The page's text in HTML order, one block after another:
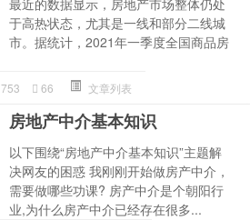
最近的数据显示，房地产市场整体仍处
于高热状态，尤其是一线和部分二线城
市。据统计，2021年一季度全国商品房
753 66 文章列表
房地产中介基本知识
以下围绕“房地产中介基本知识”主题解
决网友的困惑 我刚刚开始做房产中介，
需要做哪些功课? 房产中介是个朝阳行
业,为什么房产中介已经存在很多...